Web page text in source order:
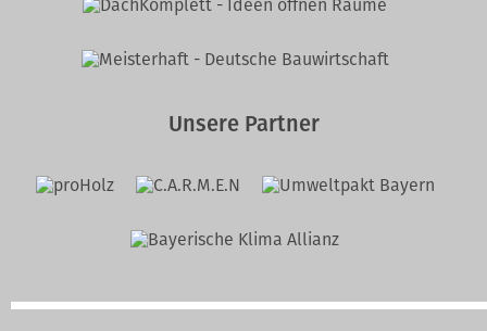
Unsere Partner